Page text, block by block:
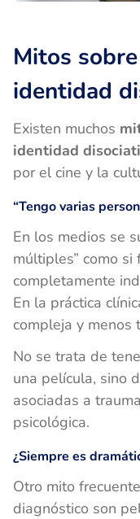
Mitos
identidad
Existen muchos
identidad
por el cine y la
“Tengo varias
En los medios se
múltiples” como si
completamente
En la práctica
compleja y menos
No se trata de
una película, sino
asociadas a
psicológica.
¿Siempre es
Otro mito
diagnóstico son